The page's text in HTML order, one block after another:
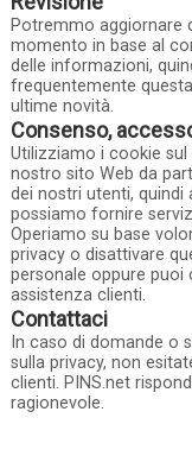
Potremmo aggiornare
momento in base al
delle informazioni,
frequentemente
ultime novità.
Consenso,
Utilizziamo i cookie
nostro sito Web da
dei nostri utenti, quindi
possiamo fornire
Operiamo su base
privacy o disattivare
personale oppure
assistenza clienti.
Contattaci
In caso di domande o
sulla privacy, non
clienti. PINS.net
ragionevole.